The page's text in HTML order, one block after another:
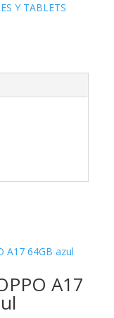
Y TABLETS
A17